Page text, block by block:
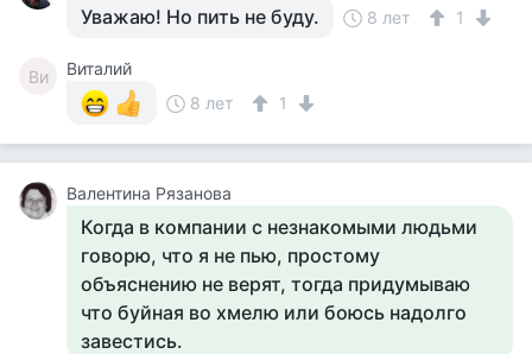
Уважаю! Но пить не буду. 8 лет 1
Ви
Виталий
8 лет
1
Валентина Рязанова
Когда в компании с незнакомыми людьми
говорю, что я не пью, простому
объяснению не верят, тогда придумываю
что буйная во хмелю или боюсь надолго
завестись.